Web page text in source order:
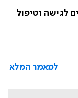
לגישה וטיפול
למאמר המלא